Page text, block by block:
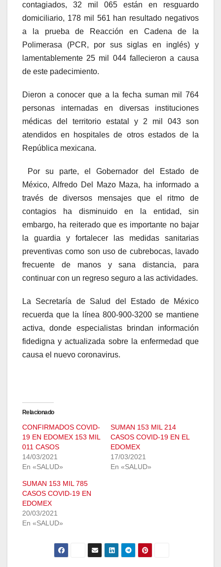
contagiados, 32 mil 065 están en resguardo
domiciliario, 178 mil 561 han resultado negativos
a la prueba de Reacción en Cadena de la
Polimerasa (PCR, por sus siglas en inglés) y
lamentablemente 25 mil 044 fallecieron a causa
de este padecimiento.
Dieron a conocer que a la fecha suman mil 764
personas internadas en diversas instituciones
médicas del territorio estatal y 2 mil 043 son
atendidos en hospitales de otros estados de la
República mexicana.
Por su parte, el Gobernador del Estado de
México, Alfredo Del Mazo Maza, ha informado a
través de diversos mensajes que el ritmo de
contagios ha disminuido en la entidad, sin
embargo, ha reiterado que es importante no bajar
la guardia y fortalecer las medidas sanitarias
preventivas como son uso de cubrebocas, lavado
frecuente de manos y sana distancia, para
continuar con un regreso seguro a las actividades.
La Secretaría de Salud del Estado de México
recuerda que la línea 800-900-3200 se mantiene
activa, donde especialistas brindan información
fidedigna y actualizada sobre la enfermedad que
causa el nuevo coronavirus.
Relacionado
CONFIRMADOS COVID-
19 EN EDOMEX 153 MIL
011 CASOS
14/03/2021
En «SALUD»
SUMAN 153 MIL 214
CASOS COVID-19 EN EL
EDOMEX
17/03/2021
En «SALUD»
SUMAN 153 MIL 785
CASOS COVID-19 EN
EDOMEX
20/03/2021
En «SALUD»